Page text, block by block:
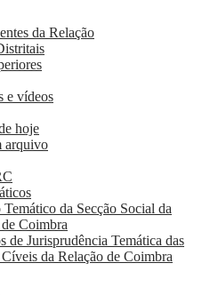
da Relação
e vídeos
hoje
arquivo
Temático da Secção Social da
Coimbra
de Jurisprudência Temática das
Cíveis da Relação de Coimbra